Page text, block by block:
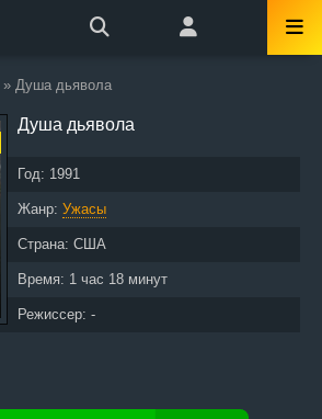
» Душа дьявола
Душа дьявола
Год: 1991
Жанр: Ужасы
Страна: США
Время: 1 час 18 минут
Режиссер: -